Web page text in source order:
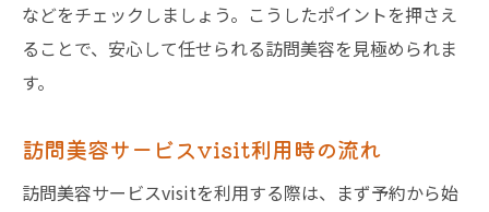
などをチェックしましょう。こうしたポイントを押さえ
ることで、安心して任せられる訪問美容を見極められま
す。
訪問美容サービスvisit利用時の流れ
訪問美容サービスvisitを利用する際は、まず予約から始